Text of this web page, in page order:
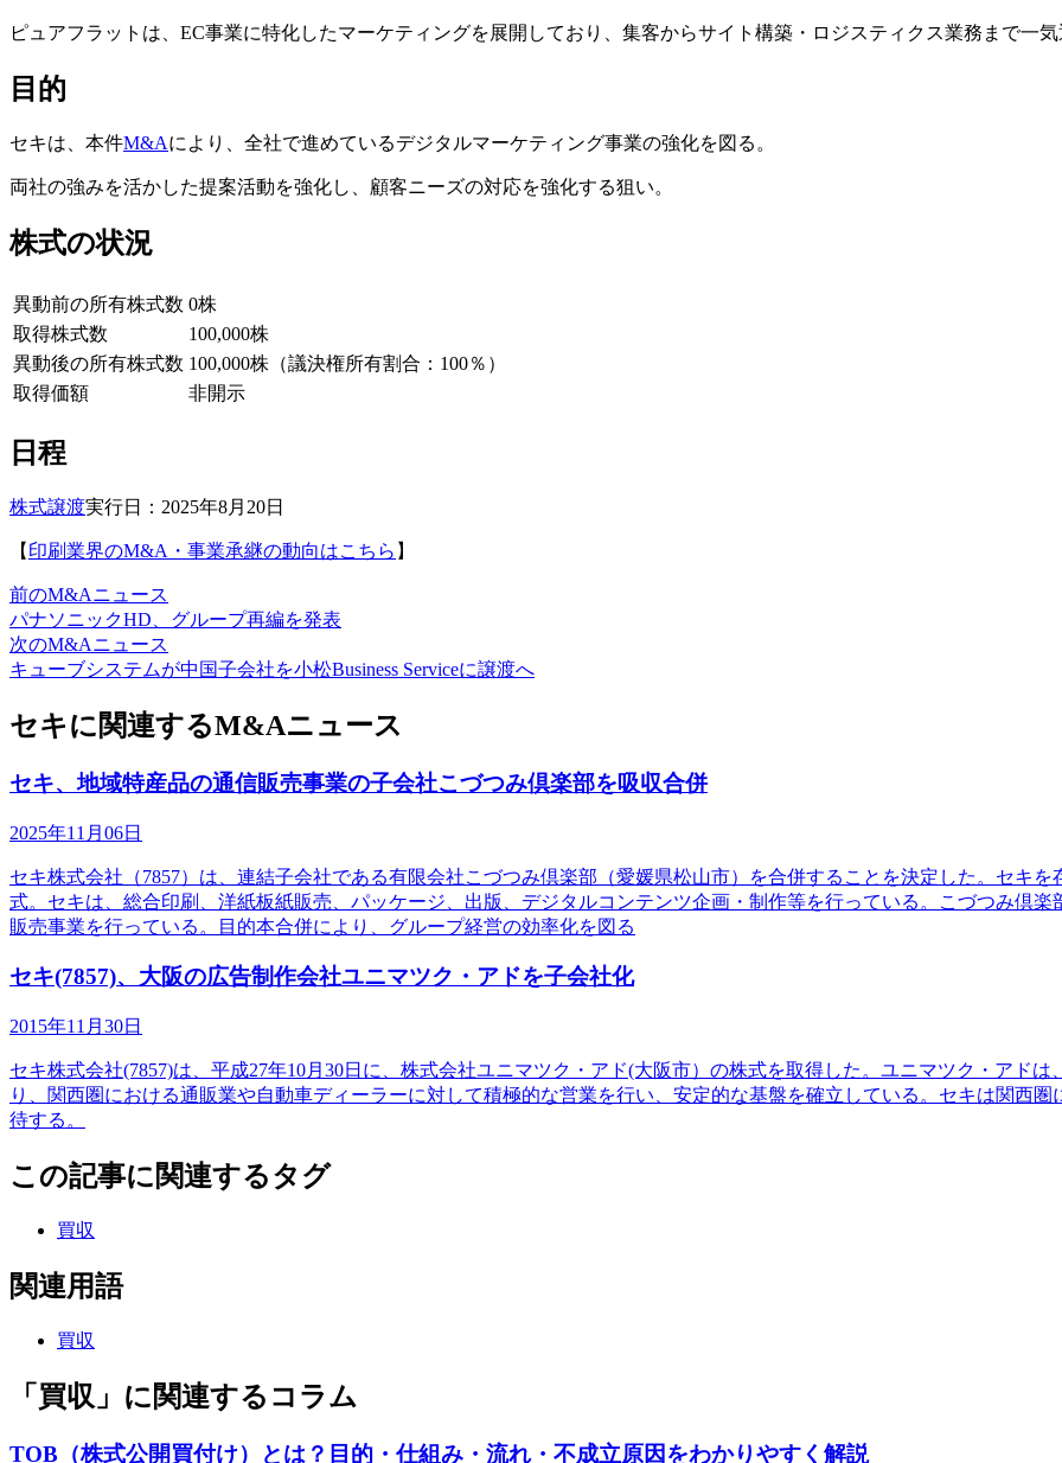
ピュアフラットは、EC事業に特化したマーケティングを展開しており、集客からサイト構築・ロジスティクス業務まで一気
目的
セキは、本件M&Aにより、全社で進めているデジタルマーケティング事業の強化を図る。
両社の強みを活かした提案活動を強化し、顧客ニーズの対応を強化する狙い。
株式の状況
異動前の所有株式数 0株
取得株式数
100,000株
異動後の所有株式数 100,000株（議決権所有割合：100％）
取得価額
非開示
日程
株式譲渡実行日：2025年8月20日
【 印刷業界のM&A・事業承継の動向はこちら 】
前のM&Aニュース
パナソニックHD、グループ再編を発表
次のM&Aニュース
キューブシステムが中国子会社を小松Business Serviceに譲渡へ
セキに関連するM&Aニュース
セキ、地域特産品の通信販売事業の子会社こづつみ倶楽部を吸収合併
2025年11月06日
セキ株式会社（7857）は、連結子会社である有限会社こづつみ倶楽部（愛媛県松山市）を合併することを決定した。セキ
式。セキは、総合印刷、洋紙板紙販売、パッケージ、出版、デジタルコンテンツ企画・制作等を行っている。こづつみ倶
販売事業を行っている。目的本合併により、グループ経営の効率化を図る
セキ(7857)、大阪の広告制作会社ユニマツク・アドを子会社化
2015年11月30日
セキ株式会社(7857)は、平成27年10月30日に、株式会社ユニマツク・アド(大阪市）の株式を取得した。ユニマツク・アド
り、関西圏における通販業や自動車ディーラーに対して積極的な営業を行い、安定的な基盤を確立している。セキは関西
待する。
この記事に関連するタグ
買収
関連用語
買収
「買収」に関連するコラム
TOB（株式公開買付け）とは？目的・仕組み・流れ・不成立原因をわかりやすく解説